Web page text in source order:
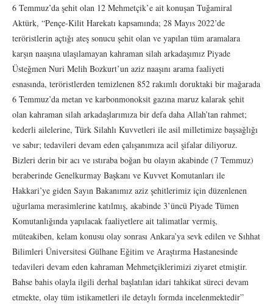
6 Temmuz’da şehit olan 12 Mehmetçik’e ait konuşan Tuğamiral
Aktürk, “Pençe-Kilit Harekatı kapsamında; 28 Mayıs 2022’de
teröristlerin açtığı ateş sonucu şehit olan ve yapılan tüm aramalara
karşın naaşına ulaşılamayan kahraman silah arkadaşımız Piyade
Üsteğmen Nuri Melih Bozkurt’un aziz naaşını arama faaliyeti
esnasında, teröristlerden temizlenen 852 rakımlı doruktaki bir mağarada
6 Temmuz’da metan ve karbonmonoksit gazına maruz kalarak şehit
olan kahraman silah arkadaşlarımıza bir defa daha Allah’tan rahmet;
kederli ailelerine, Türk Silahlı Kuvvetleri ile asil milletimize başsağlığı
ve sabır; tedavileri devam eden çalışanımıza acil şifalar diliyoruz.
Bizleri derin bir acı ve ıstıraba boğan bu olayın akabinde (7 Temmuz)
beraberinde Genelkurmay Başkanı ve Kuvvet Komutanları ile
Hakkari’ye giden Sayın Bakanımız aziz şehitlerimiz için düzenlenen
uğurlama merasimlerine katılmış, akabinde 3’üncü Piyade Tümen
Komutanlığında yapılacak faaliyetlere ait talimatlar vermiş,
müteakiben, kelam konusu olay sonrası Ankara’ya sevk edilen ve Sıhhat
Bilimleri Üniversitesi Gülhane Eğitim ve Araştırma Hastanesinde
tedavileri devam eden kahraman Mehmetçiklerimizi ziyaret etmiştir.
Bahse bahis olayla ilgili derhal başlatılan idari tahkikat süreci devam
etmekte, olay tüm istikametleri ile detaylı formda incelenmektedir”